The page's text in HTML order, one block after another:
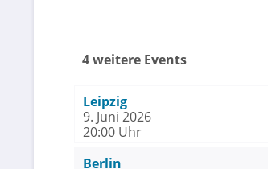
4 weitere Events
Leipzig
9. Juni 2026
20:00 Uhr
Berlin